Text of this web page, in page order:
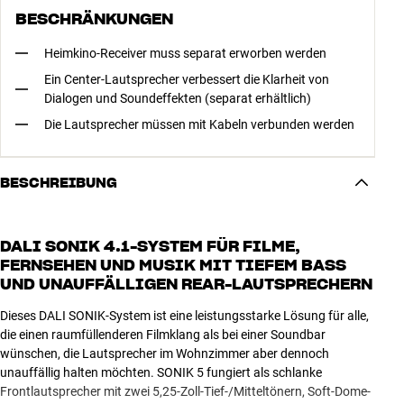
BESCHRÄNKUNGEN
Heimkino-Receiver muss separat erworben werden
Ein Center-Lautsprecher verbessert die Klarheit von
Dialogen und Soundeffekten (separat erhältlich)
Die Lautsprecher müssen mit Kabeln verbunden werden
BESCHREIBUNG
DALI SONIK 4.1-SYSTEM FÜR FILME,
FERNSEHEN UND MUSIK MIT TIEFEM BASS
UND UNAUFFÄLLIGEN REAR-LAUTSPRECHERN
Dieses DALI SONIK-System ist eine leistungsstarke Lösung für alle,
die einen raumfüllenderen Filmklang als bei einer Soundbar
wünschen, die Lautsprecher im Wohnzimmer aber dennoch
unauffällig halten möchten. SONIK 5 fungiert als schlanke
Frontlautsprecher mit zwei 5,25-Zoll-Tief-/Mitteltönern, Soft-Dome-